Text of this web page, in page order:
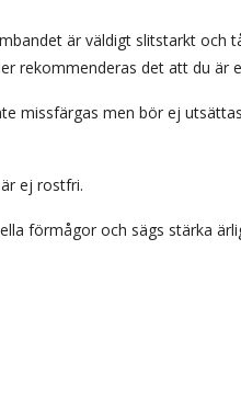
är väldigt slitstarkt
rekommenderas det att du
missfärgas men bör ej
ej rostfri.
förmågor och sägs stärka